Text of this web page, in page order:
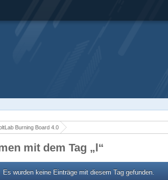
Burning Board 4.0
mit dem Tag „l“
Es wurden keine Einträge mit diesem Tag gefunden.